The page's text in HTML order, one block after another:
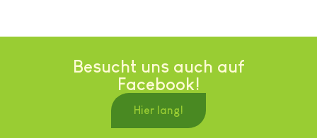
Besucht uns auch auf
Facebook!
Hier lang!